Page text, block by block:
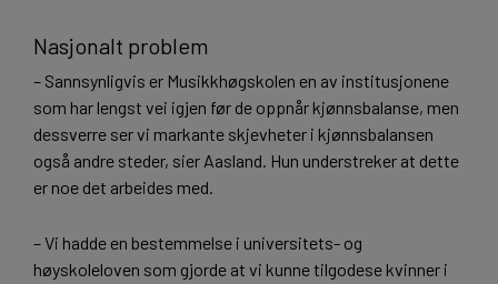
Nasjonalt problem
– Sannsynligvis er Musikkhøgskolen en av institusjonene
som har lengst vei igjen før de oppnår kjønnsbalanse, men
dessverre ser vi markante skjevheter i kjønnsbalansen
også andre steder, sier Aasland. Hun understreker at dette
er noe det arbeides med.
– Vi hadde en bestemmelse i universitets- og
høyskoleloven som gjorde at vi kunne tilgodese kvinner i